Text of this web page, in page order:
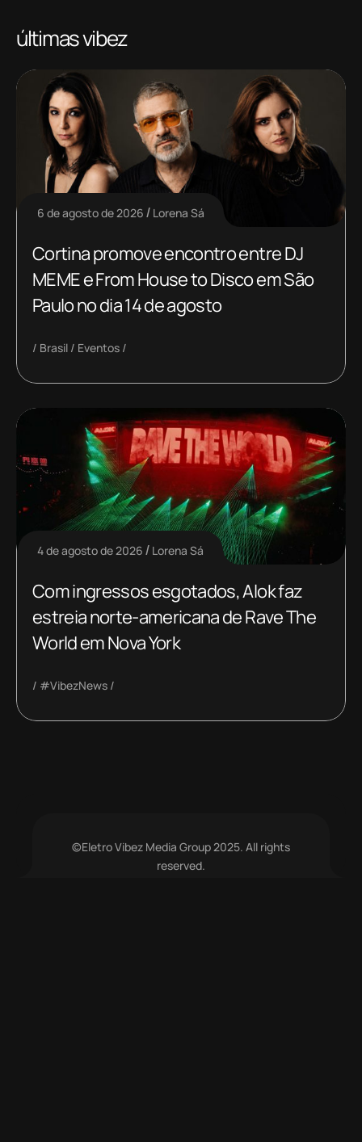
últimas vibez
6 de agosto de 2026 Lorena Sá
Cortina promove encontro entre DJ
MEME e From House to Disco em São
Paulo no dia 14 de agosto
Brasil Eventos
4 de agosto de 2026 Lorena Sá
Com ingressos esgotados, Alok faz
estreia norte-americana de Rave The
World em Nova York
#VibezNews
©Eletro Vibez Media Group 2025. All rights
reserved.